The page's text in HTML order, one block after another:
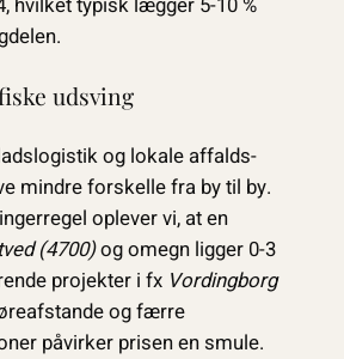
udsving
og lokale affalds­
mindre forskelle fra by til by.
oplever vi, at en
(4700)og omegn ligger 0-3
projekter i fx Vordingborg
og færre
påvirker prisen en smule.